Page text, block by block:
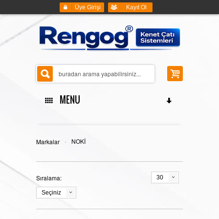
Üye Girişi Kayıt Ol
MENU
ANASAYFA
KENET ÇATI SİSTEMLERİ
Markalar › NOKİ
Sıralama:
Seçiniz
30